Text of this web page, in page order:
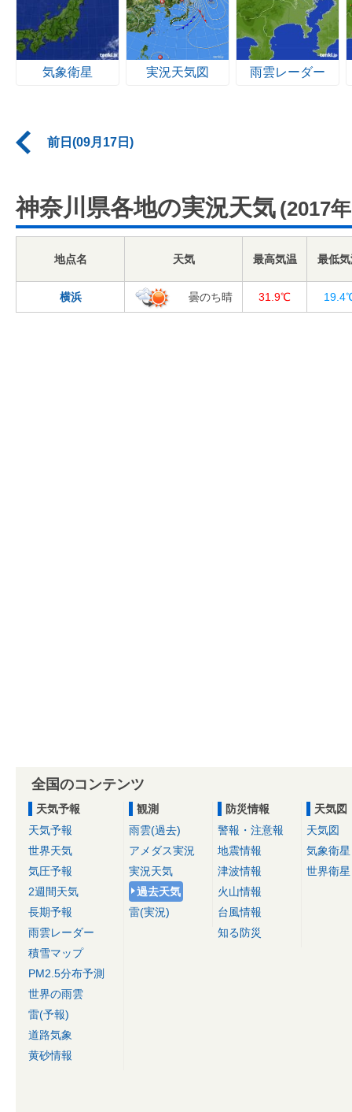
気象衛星 実況天気図 雨雲レーダー
前日(09月17日)
神奈川県各地の実況天気 (2017
地点名 天気 最高気温 最低
横浜 曇のち晴 31.9℃
全国のコンテンツ
天気予報
天気予報
世界天気
気圧予報
2週間天気
長期予報
雨雲レーダー
積雪マップ
PM2.5分布予測
世界の雨雲
雷(予報)
道路気象
黄砂情報
観測
雨雲(過去)
アメダス実況
実況天気
過去天気
雷(実況)
防災情報
警報・注意報
地震情報
津波情報
火山情報
台風情報
知る防災
天気図
天気図
気象衛星
世界衛星